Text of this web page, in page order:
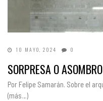
10 MAYO, 2024 0
SORPRESA O ASOMBRO
Por Felipe Samarán. Sobre el
(más…)